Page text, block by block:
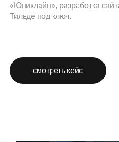
«Юниклайн», разработка
Тильде под ключ.
смотреть кейс